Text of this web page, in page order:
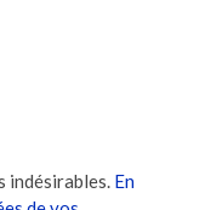
indésirables. En